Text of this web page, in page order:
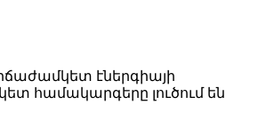
էներգիայի
համակարգերը լուծում են